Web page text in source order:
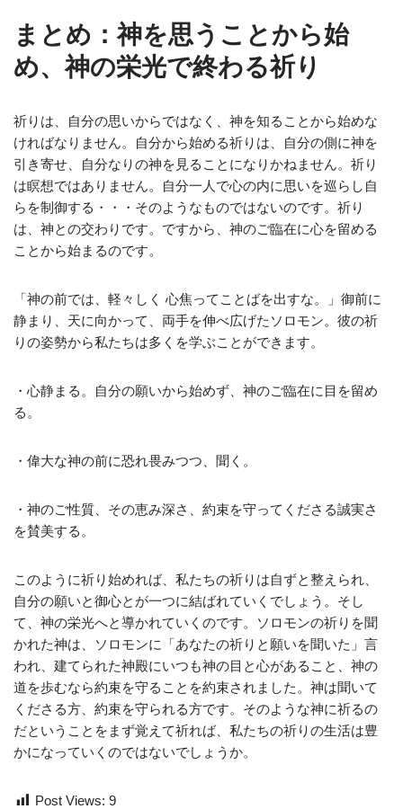
まとめ：神を思うことから始
め、神の栄光で終わる祈り
祈りは、自分の思いからではなく、神を知ることから始めな
ければなりません。自分から始める祈りは、自分の側に神を
引き寄せ、自分なりの神を見ることになりかねません。祈り
は瞑想ではありません。自分一人で心の内に思いを巡らし自
らを制御する・・・そのようなものではないのです。祈り
は、神との交わりです。ですから、神のご臨在に心を留める
ことから始まるのです。
「神の前では、軽々しく 心焦ってことばを出すな。」御前に
静まり、天に向かって、両手を伸べ広げたソロモン。彼の祈
りの姿勢から私たちは多くを学ぶことができます。
・心静まる。自分の願いから始めず、神のご臨在に目を留め
る。
・偉大な神の前に恐れ畏みつつ、聞く。
・神のご性質、その恵み深さ、約束を守ってくださる誠実さ
を賛美する。
このように祈り始めれば、私たちの祈りは自ずと整えられ、
自分の願いと御心とが一つに結ばれていくでしょう。そし
て、神の栄光へと導かれていくのです。ソロモンの祈りを聞
かれた神は、ソロモンに「あなたの祈りと願いを聞いた」言
われ、建てられた神殿にいつも神の目と心があること、神の
道を歩むなら約束を守ることを約束されました。神は聞いて
くださる方、約束を守られる方です。そのような神に祈るの
だということをまず覚えて祈れば、私たちの祈りの生活は豊
かになっていくのではないでしょうか。
Post Views: 9